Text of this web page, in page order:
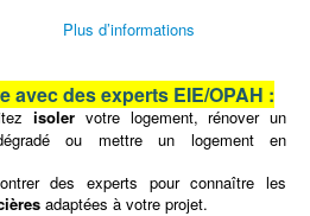
Plus d’informations
avec des experts EIE/OPAH :
isoler votre logement, rénover un
ou mettre un logement en
des experts pour connaître les
adaptées à votre projet.